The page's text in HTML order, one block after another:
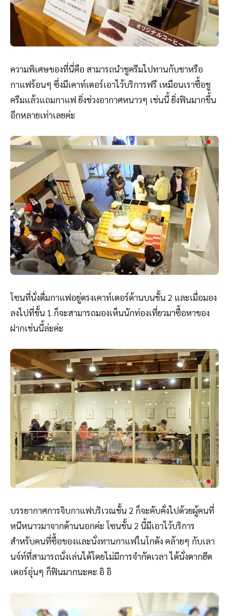
ความพิเศษของที่นี่คือ สามารถนำชูครีมไปทานกับชาหรือ
กาแฟร้อนๆ ซึ่งมีเคาท์เตอร์เอาไว้บริการฟรี เหมือนเราซื้อชู
ครีมแล้วแถมกาแฟ ยิ่งช่วงอากาศหนาวๆ เช่นนี้ ยิ่งฟินมากขึ้น
อีกหลายเท่าเลยค่ะ
โซนที่นั่งดื่มกาแฟอยู่ตรงเคาท์เตอร์ด้านบนชั้น 2 และเมื่อมอง
ลงไปที่ชั้น 1 ก็จะสามารถมองเห็นนักท่องเที่ยวมาซื้อหาของ
ฝากเช่นนี้ล่ะค่ะ
บรรยากาศการจิบกาแฟบริเวณชั้น 2 ก็จะคับคั่งไปด้วยผู้คนที่
หนีหนาวมาจากด้านนอกค่ะ โซนชั้น 2 นี้มีเอาไว้บริการ
สำหรับคนที่ซื้อของและนั่งทานกาแฟในโกดัง คล้ายๆ กับเลา
นจ์ท์ที่สามารถนั่งเล่นได้โดยไม่มีการจำกัดเวลา ได้นั่งตากฮีต
เตอร์อุ่นๆ ก็ฟินมากนะคะ อิ อิ